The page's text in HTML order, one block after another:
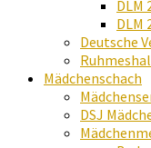
DLM
DLM
Deutsche
Mädchenschach
DSJ